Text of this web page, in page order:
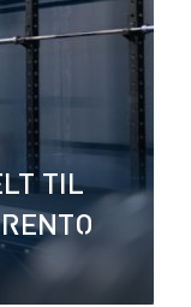
TIL